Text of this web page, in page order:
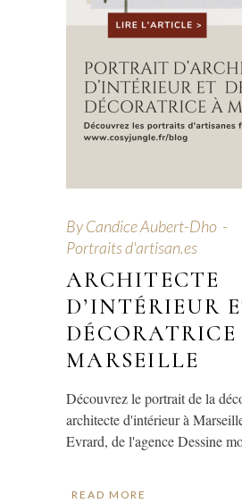
ByCandice Aubert-Dho
Portraits d'artisan.es
ARCHITECTE
D’INTÉRIEUR
MARSEILLE
Découvrez le portrait de la
architecte d'intérieur à
Evrard, de l'agence Dessine
READ MORE